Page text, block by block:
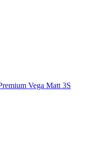
Vega Matt 3S